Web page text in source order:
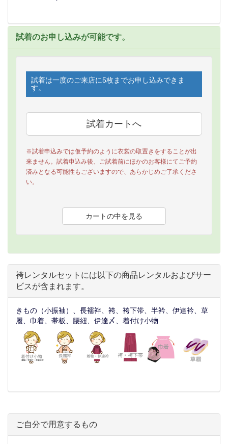
試着のお申し込みが可能です。
試着は一度のご来店に5枚までお申し込みできま
す。
※試着申込みでは仮予約のように衣裳の取置きをすることが出
来ません。試着申込み後、ご試着前にほかのお客様にてご予約
済みとなる可能性もございますので、あらかじめご了承くださ
い。
袴レンタルセットには以下の商品レンタルおよびサー
ビスが含まれます。
きもの（小振袖）、長襦袢、袴、袴下帯、半衿、伊達衿、草
履、巾着、帯板、腰紐、伊達〆、着付け小物
ご自分で用意するもの